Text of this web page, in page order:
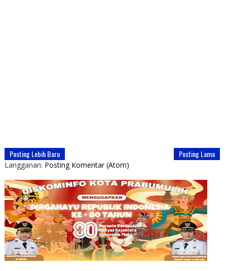
Posting Lebih Baru Posting Lama
Langganan: Posting Komentar (Atom)